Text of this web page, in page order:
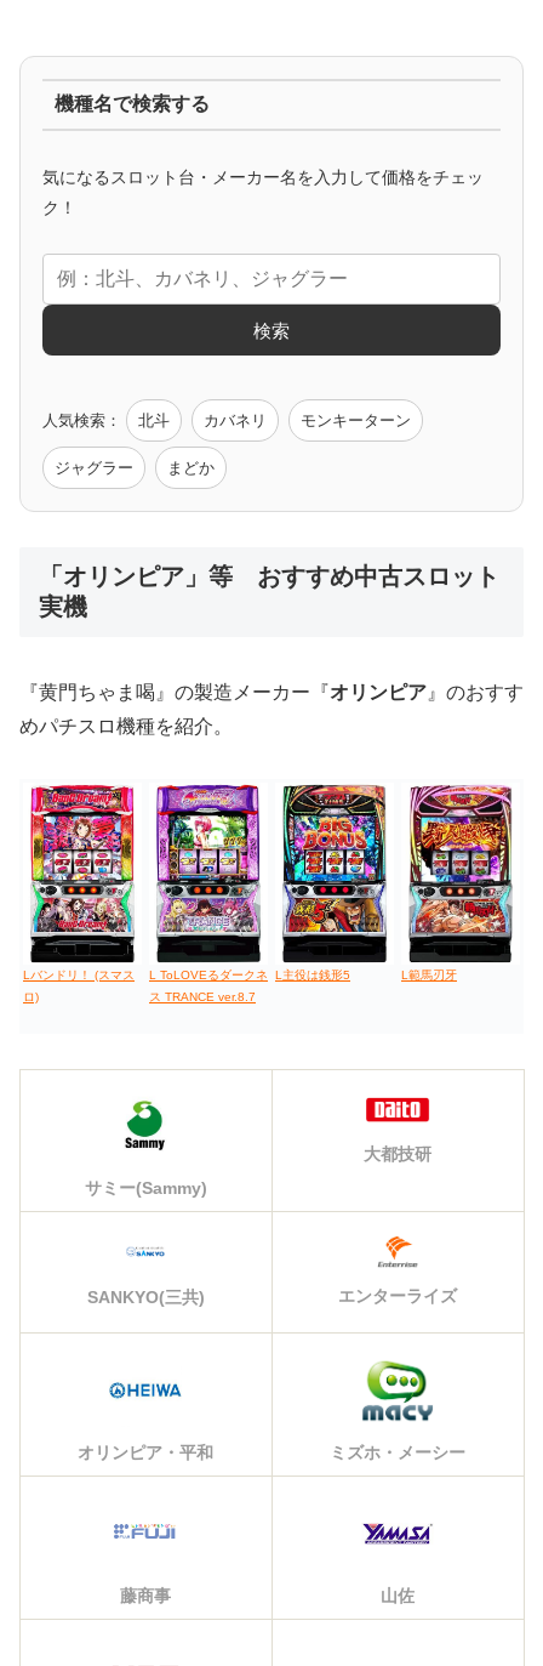
アニメタイアップ
エヴァ コードギアス 化物語 炎炎ノ消防隊
モンハン バイオ ペルソナ
値下げ台
機種名で検索する
気になるスロット台・メーカー名を入力して価格をチェッ
ク！
検索
人気検索： 北斗 カバネリ モンキーターン
ジャグラー まどか
「オリンピア」等 おすすめ中古スロット
実機
『黄門ちゃま喝』の製造メーカー『オリンピア 』のおすす
めパチスロ機種を紹介。
Lバンドリ！ (スマス
ロ)
L ToLOVEるダークネ
ス TRANCE ver.8.7
L主役は銭形5 L範馬刃牙
サミー(Sammy)
大都技研
SANKYO(三共) エンターライズ
オリンピア・平和 ミズホ・メーシー
藤商事 山佐